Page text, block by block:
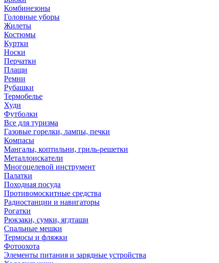
Комбинезоны
Головные уборы
Жилеты
Костюмы
Куртки
Носки
Перчатки
Плащи
Ремни
Рубашки
Термобелье
Худи
Футболки
Все для туризма
Газовые горелки, лампы, печки
Компасы
Мангалы, коптильни, гриль-решетки
Металлоискатели
Многоцелевой инструмент
Палатки
Походная посуда
Противомоскитные средства
Радиостанции и навигаторы
Рогатки
Рюкзаки, сумки, ягдташи
Спальные мешки
Термосы и фляжки
Фотоохота
Элементы питания и зарядные устройства